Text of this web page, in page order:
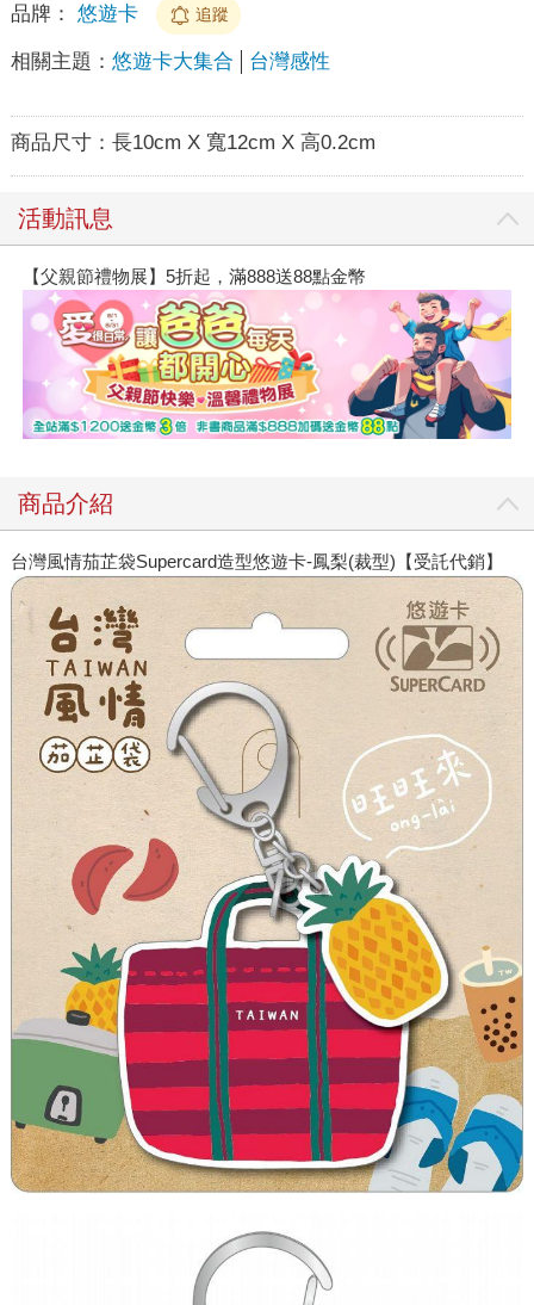
品牌： 悠遊卡 追蹤
相關主題： 悠遊卡大集合 台灣感性
商品尺寸： 長10cm X 寬12cm X 高0.2cm
活動訊息
【父親節禮物展】5折起，滿888送88點金幣
商品介紹
台灣風情茄芷袋Supercard造型悠遊卡-鳳梨(裁型)【受託代銷】